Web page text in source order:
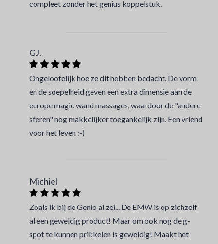
compleet zonder het genius koppelstuk.
GJ.
Ongeloofelijk hoe ze dit hebben bedacht. De vorm
en de soepelheid geven een extra dimensie aan de
europe magic wand massages, waardoor de "andere
sferen" nog makkelijker toegankelijk zijn. Een vriend
voor het leven :-)
Michiel
Zoals ik bij de Genio al zei... De EMW is op zichzelf
al een geweldig product! Maar om ook nog de g-
spot te kunnen prikkelen is geweldig! Maakt het